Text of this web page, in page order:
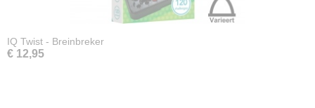
IQ Twist - Breinbreker
€ 12,95